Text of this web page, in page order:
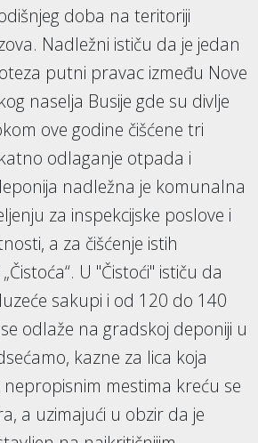
doba na teritoriji
Nadležni ističu da je jedan
putni pravac između Nove
naselja Busije gde su divlje
ove godine čišćene tri
odlaganje otpada i
nadležna je komunalna
za inspekcijske poslove i
a za čišćenje istih
U "Čistoći" ističu da
sakupi i od 120 do 140
odlaže na gradskoj deponiji u
kazne za lica koja
mestima kreću se
a uzimajući u obzir da je